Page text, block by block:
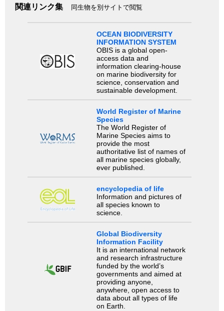
関連リンク集 同生物を別サイトで閲覧
OCEAN BIODIVERSITY
INFORMATION SYSTEM
OBIS is a global open-
access data and
information clearing-house
on marine biodiversity for
science, conservation and
sustainable development.
World Register of Marine
Species
The World Register of
Marine Species aims to
provide the most
authoritative list of names of
all marine species globally,
ever published.
encyclopedia of life
Information and pictures of
all species known to
science.
Global Biodiversity
Information Facility
It is an international network
and research infrastructure
funded by the world’s
governments and aimed at
providing anyone,
anywhere, open access to
data about all types of life
on Earth.